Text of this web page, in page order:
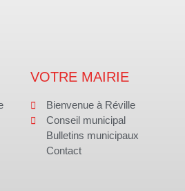
VOTRE MAIRIE
Bienvenue à Réville
Conseil municipal
Bulletins municipaux
Contact